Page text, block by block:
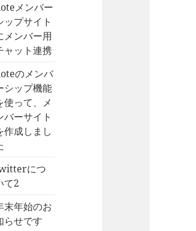
メンバー
ップサイト
メンバー用
ャット連携
のメンバ
シップ機能
使って、メ
バーサイト
作成しまし
につ
て2
末年始のお
らせです